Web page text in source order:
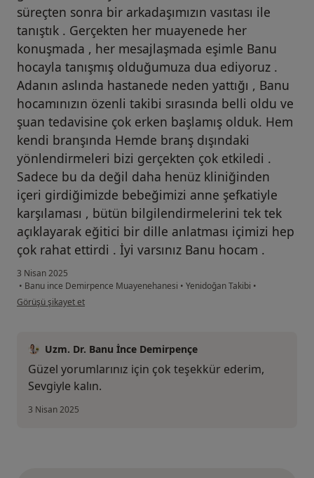
süreçten sonra bir arkadaşımızın vasıtası ile
tanıştık . Gerçekten her muayenede her
konuşmada , her mesajlaşmada eşimle Banu
hocayla tanışmış olduğumuza dua ediyoruz .
Adanın aslında hastanede neden yattığı , Banu
hocamınızın özenli takibi sırasında belli oldu ve
şuan tedavisine çok erken başlamış olduk. Hem
kendi branşında Hemde branş dışındaki
yönlendirmeleri bizi gerçekten çok etkiledi .
Sadece bu da değil daha henüz kliniğinden
içeri girdiğimizde bebeğimizi anne şefkatiyle
karşılaması , bütün bilgilendirmelerini tek tek
açıklayarak eğitici bir dille anlatması içimizi hep
çok rahat ettirdi . İyi varsınız Banu hocam .
3 Nisan 2025
• Banu ince Demirpence Muayenehanesi • Yenidoğan Takibi •
kullanıcının görüşüne göre bu...ş
Görüşü şikayet et
Uzm. Dr. Banu İnce Demirpençe
Güzel yorumlarınız için çok teşekkür ederim,
Sevgiyle kalın.
3 Nisan 2025